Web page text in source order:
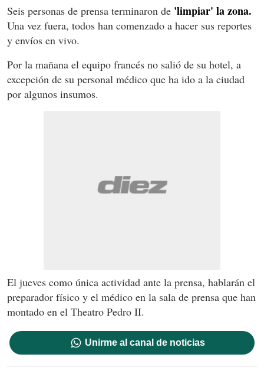
Seis personas de prensa terminaron de 'limpiar' la zona.
Una vez fuera, todos han comenzado a hacer sus reportes
y envíos en vivo.
Por la mañana el equipo francés no salió de su hotel, a
excepción de su personal médico que ha ido a la ciudad
por algunos insumos.
El jueves como única actividad ante la prensa, hablarán el
preparador físico y el médico en la sala de prensa que han
montado en el Theatro Pedro II.
Unirme al canal de noticias